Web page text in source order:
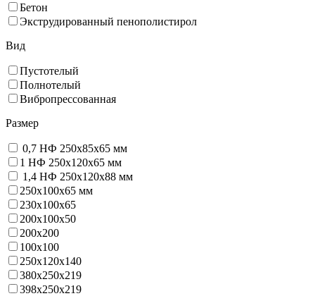
Бетон
Экструдированный пенополистирол
Вид
Пустотелый
Полнотелый
Вибропрессованная
Размер
0,7 НФ 250х85х65 мм
1 НФ 250х120х65 мм
1,4 НФ 250х120х88 мм
250х100х65 мм
230х100х65
200x100x50
200х200
100х100
250х120х140
380х250х219
398х250х219